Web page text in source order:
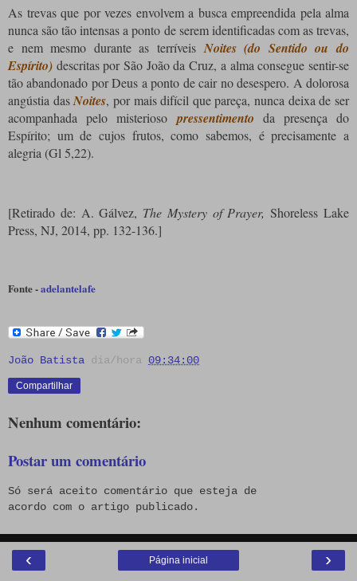
As trevas que por vezes envolvem a busca empreendida pela alma
nunca são tão intensas a ponto de serem identificadas com as trevas,
e nem mesmo durante as terríveis Noites(do Sentido ou do
Espírito) descritas por São João da Cruz, a alma consegue sentir-se
tão abandonado por Deus a ponto de cair no desespero. A dolorosa
angústia dasNoites, por mais difícil que pareça, nunca deixa de ser
acompanhada pelo misterioso pressentimento da presença do
Espírito; um de cujos frutos, como sabemos, é precisamente a
alegria (Gl 5,22).
[Retirado de: A. Gálvez, The Mystery of Prayer, Shoreless Lake
Press, NJ, 2014, pp. 132-136.]
Fonte -adelantelafe
João Batista dia/hora 09:34:00
Compartilhar
Nenhum comentário:
Postar um comentário
Só será aceito comentário que esteja de
acordo com o artigo publicado.
‹ ›
Página inicial